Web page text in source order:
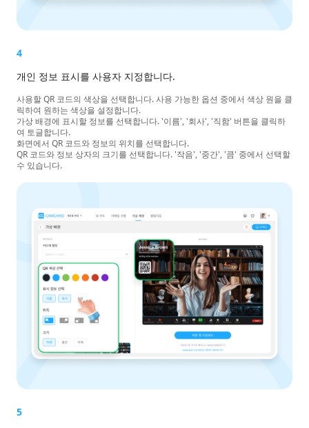
4
개인 정보 표시를 사용자 지정합니다.
사용할 QR 코드의 색상을 선택합니다. 사용 가능한 옵션 중에서 색상 원을 클
릭하여 원하는 색상을 설정합니다.
가상 배경에 표시할 정보를 선택합니다. '이름', '회사', '직함' 버튼을 클릭하
여 토글합니다.
화면에서 QR 코드와 정보의 위치를 선택합니다.
QR 코드와 정보 상자의 크기를 선택합니다. '작음', '중간', '큼' 중에서 선택할
수 있습니다.
5